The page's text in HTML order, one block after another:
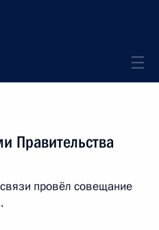
Правительства
провёл совещание